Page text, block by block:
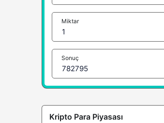
Miktar
Sonuç
Kripto Para Piyasası